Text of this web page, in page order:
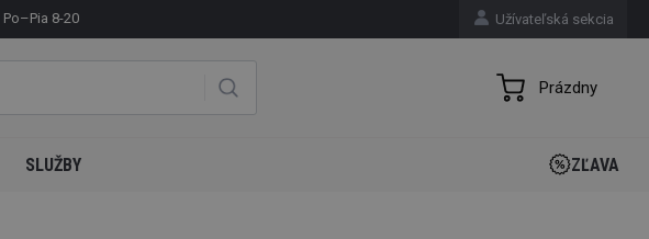
Po–Pia 8-20 Užívateľská sekcia
Prázdny
SLUŽBY ZĽAVA